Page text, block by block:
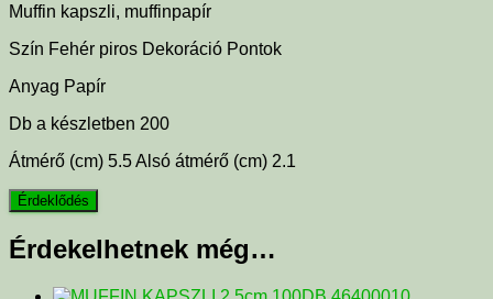
Muffin kapszli, muffinpapír
Szín Fehér piros Dekoráció Pontok
Anyag Papír
Db a készletben 200
Átmérő (cm) 5.5 Alsó átmérő (cm) 2.1
Érdekelhetnek még…